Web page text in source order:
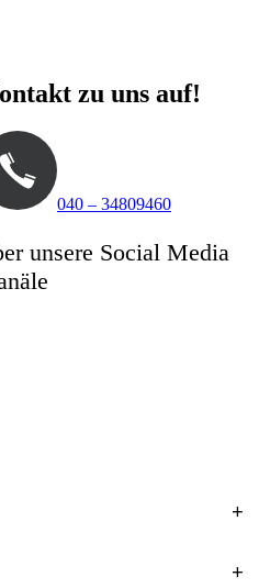
zu uns auf!
040 – 34809460
unsere Social Media
+
+